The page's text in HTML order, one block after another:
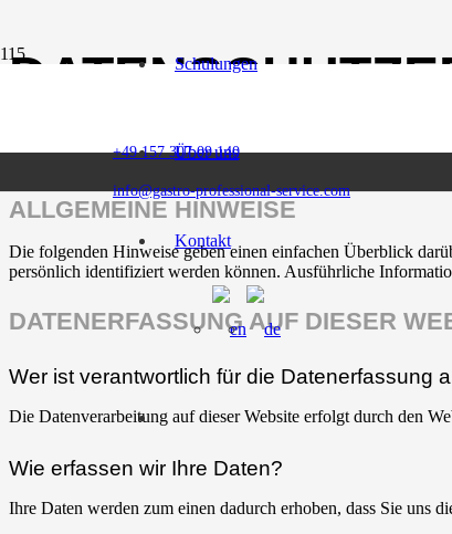
Schulungen
Über uns
Kontakt
+49 157 307 09 140
info@gastro-professional-service.com
1. DATENSCHUTZ AUF
ALLGEMEINE HINWEISE
Die folgenden Hinweise geben einen einfachen Überblick
persönlich identifiziert werden können. Ausführliche
DATENERFASSUNG AUF DIESER
Wer ist verantwortlich für die Datenerfassung
Die Datenverarbeitung auf dieser Website erfolgt durch den
Wie erfassen wir Ihre Daten?
Ihre Daten werden zum einen dadurch erhoben, dass Sie uns